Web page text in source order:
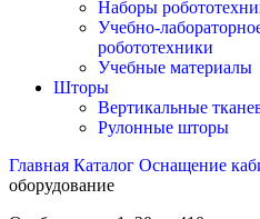
Наборы
Учебно-
робототехники
Учебные материалы
Шторы
Вертикальные
Рулонные шторы
Главная Каталог Оснащение
оборудование